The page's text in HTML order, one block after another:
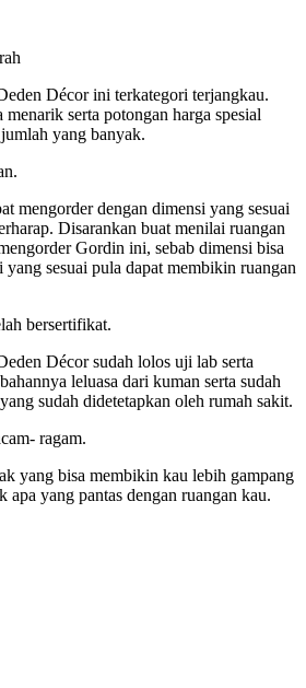
Décor ini terkategori terjangkau.
serta potongan harga spesial
yang banyak.
mengorder dengan dimensi yang sesuai
Disarankan buat menilai ruangan
Gordin ini, sebab dimensi bisa
sesuai pula dapat membikin ruangan
bersertifikat.
Décor sudah lolos uji lab serta
leluasa dari kuman serta sudah
sudah didetetapkan oleh rumah sakit.
ragam.
yang bisa membikin kau lebih gampang
apa yang pantas dengan ruangan kau.